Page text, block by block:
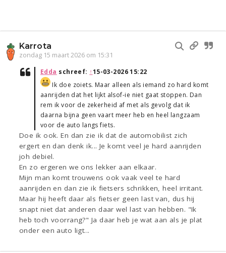
Karrota
zondag 15 maart 2026 om 15:31
Edda schreef: ↑15-03-2026 15:22
Ik doe zoiets. Maar alleen als iemand zo hard komt
aanrijden dat het lijkt alsof-ie niet gaat stoppen. Dan
rem ik voor de zekerheid af met als gevolg dat ik
daarna bijna geen vaart meer heb en heel langzaam
voor de auto langs fiets.
Doe ik ook. En dan zie ik dat de automobilist zich
ergert en dan denk ik... Je komt veel je hard aanrijden
joh debiel.
En zo ergeren we ons lekker aan elkaar.
Mijn man komt trouwens ook vaak veel te hard
aanrijden en dan zie ik fietsers schrikken, heel irritant.
Maar hij heeft daar als fietser geen last van, dus hij
snapt niet dat anderen daar wel last van hebben. "Ik
heb toch voorrang?" Ja daar heb je wat aan als je plat
onder een auto ligt...